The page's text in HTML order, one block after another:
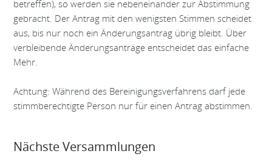
betreffen), so werden sie nebeneinander zur Abstimmung
gebracht. Der Antrag mit den wenigsten Stimmen schei­det
aus, bis nur noch ein Änderungsantrag übrig bleibt. Über
verbleibende Änderungsan­trä­ge entscheidet das einfache
Mehr.
Achtung: Während des Bereinigungsverfahrens darf jede
stimmberechtigte Person nur für einen Antrag abstimmen.
Nächste Versammlungen